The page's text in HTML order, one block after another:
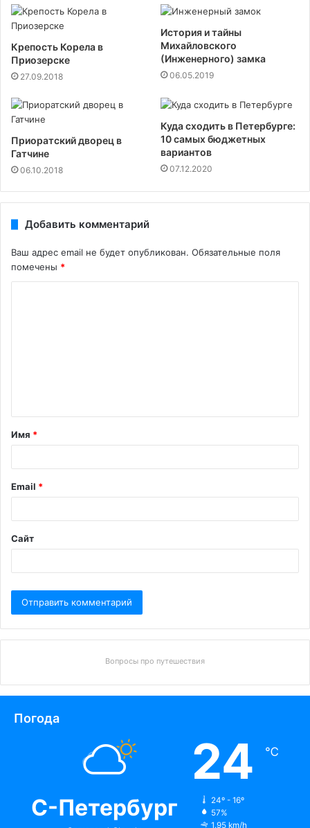
Крепость Корела в
Приозерске
27.09.2018
История и тайны
Михайловского
(Инженерного) замка
06.05.2019
Приоратский дворец в
Гатчине
06.10.2018
Куда сходить в Петербурге:
10 самых бюджетных
вариантов
07.12.2020
Добавить комментарий
Ваш адрес email не будет опубликован. Обязательные поля
помечены *
Имя *
Email *
Сайт
Вопросы про путешествия
Погода
С-Петербург
24 ℃
24º - 16º
57%
1.95 km/h